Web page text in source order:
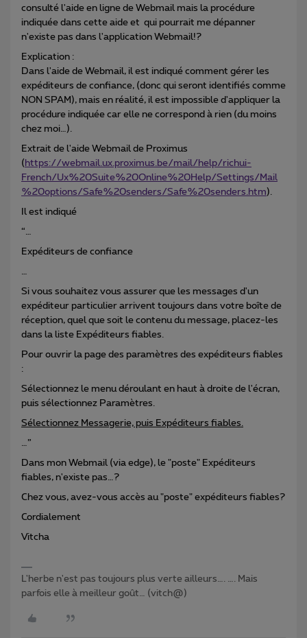
consulté l'aide en ligne de Webmail mais la procédure
indiquée dans cette aide et qui pourrait me dépanner
n'existe pas dans l'application Webmail!?
Explication :
Dans l'aide de Webmail, il est indiqué comment gérer les
expéditeurs de confiance, (donc qui seront identifiés comme
NON SPAM), mais en réalité, il est impossible d'appliquer la
procédure indiquée car elle ne correspond à rien (du moins
chez moi…).
Extrait de l'aide Webmail de Proximus
( https://webmail.ux.proximus.be/mail/help/richui-
French/Ux%20Suite%20Online%20Help/Settings/Mail
%20options/Safe%20senders/Safe%20senders.htm).
Il est indiqué
“…
Expéditeurs de confiance
…
Si vous souhaitez vous assurer que les messages d'un
expéditeur particulier arrivent toujours dans votre boîte de
réception, quel que soit le contenu du message, placez-les
dans la liste Expéditeurs fiables.
Pour ouvrir la page des paramètres des expéditeurs fiables
:
Sélectionnez le menu déroulant en haut à droite de l'écran,
puis sélectionnez Paramètres.
Sélectionnez Messagerie, puis Expéditeurs fiables.
…”
Dans mon Webmail (via edge), le "poste" Expéditeurs
fiables, n'existe pas…?
Chez vous, avez-vous accès au "poste" expéditeurs fiables?
Cordialement
Vitcha
L'herbe n'est pas toujours plus verte ailleurs…. …. Mais
parfois elle à meilleur goût… (vitch@)